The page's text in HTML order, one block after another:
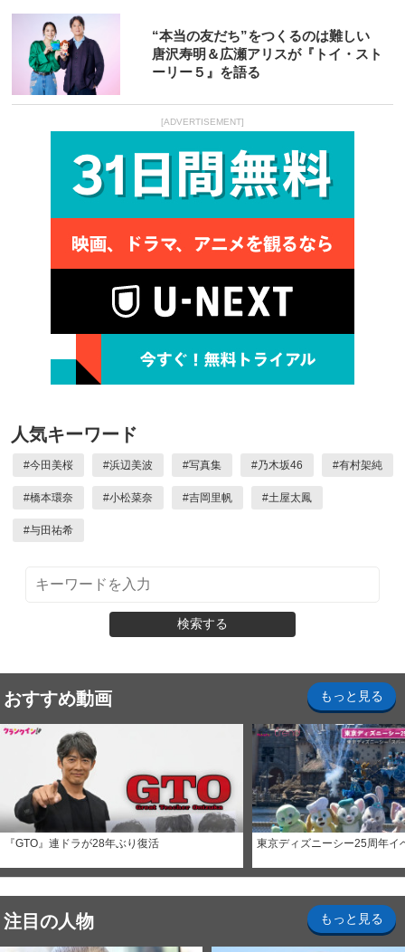
“本当の友だち”をつくるのは難しい
唐沢寿明＆広瀬アリスが『トイ・スト
ーリー５』を語る
[ADVERTISEMENT]
人気キーワード
#今田美桜 #浜辺美波 #写真集 #乃木坂46 #有村架純
#橋本環奈 #小松菜奈 #吉岡里帆 #土屋太鳳
#与田祐希
検索する
おすすめ動画 もっと見る
『GTO』連ドラが28年ぶり復活 東京ディズニーシー25周年イ
注目の人物 もっと見る